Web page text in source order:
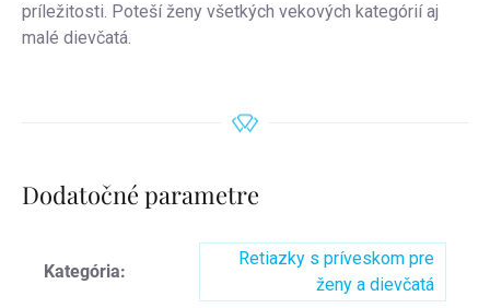
príležitosti. Poteší ženy všetkých vekových kategórií aj
malé dievčatá.
Dodatočné parametre
Kategória:
Retiazky s príveskom pre
ženy a dievčatá